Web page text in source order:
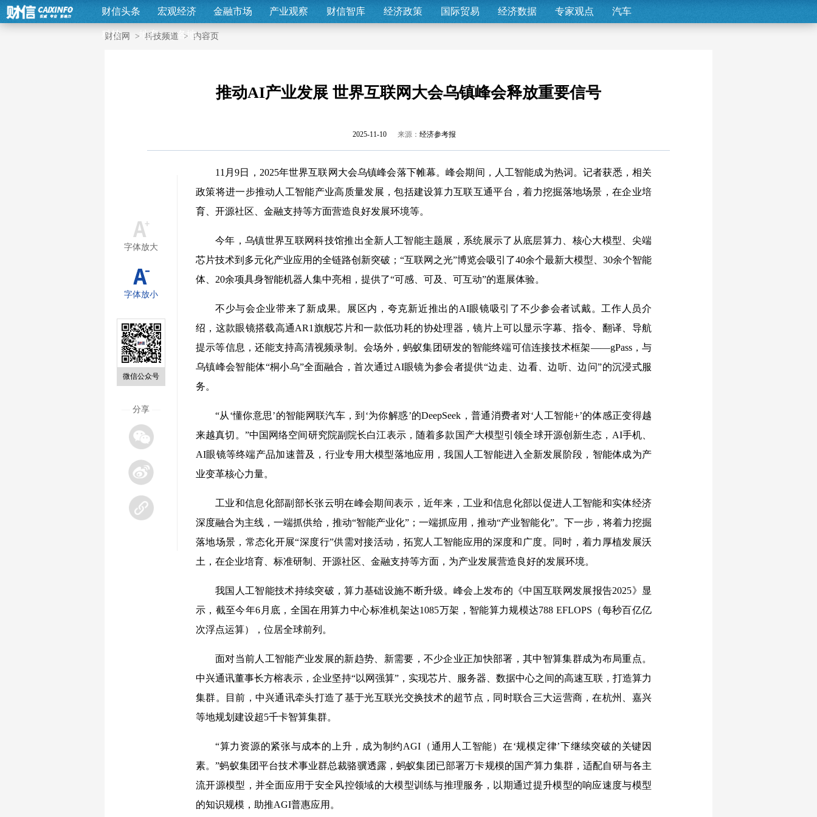
财信头条 宏观经济 金融市场 产业观察 财信智库 经济政策 国际贸易 经济数据 专家观点 汽车
科技 地产 各地
财信网 > 科技频道 > 内容页
推动AI产业发展 世界互联网大会乌镇峰会释放重要信号
2025-11-10 来源： 经济参考报
字体放大
字体放小
微信公众号
分享
11月9日，2025年世界互联网大会乌镇峰会落下帷幕。峰会期间，人工智能成为热词。记者获悉，相关
政策将进一步推动人工智能产业高质量发展，包括建设算力互联互通平台，着力挖掘落地场景，在企业培
育、开源社区、金融支持等方面营造良好发展环境等。
今年，乌镇世界互联网科技馆推出全新人工智能主题展，系统展示了从底层算力、核心大模型、尖端
芯片技术到多元化产业应用的全链路创新突破；“互联网之光”博览会吸引了40余个最新大模型、30余个智能
体、20余项具身智能机器人集中亮相，提供了“可感、可及、可互动”的逛展体验。
不少与会企业带来了新成果。展区内，夸克新近推出的AI眼镜吸引了不少参会者试戴。工作人员介
绍，这款眼镜搭载高通AR1旗舰芯片和一款低功耗的协处理器，镜片上可以显示字幕、指令、翻译、导航
提示等信息，还能支持高清视频录制。会场外，蚂蚁集团研发的智能终端可信连接技术框架——gPass，与
乌镇峰会智能体“桐小乌”全面融合，首次通过AI眼镜为参会者提供“边走、边看、边听、边问”的沉浸式服
务。
“从‘懂你意思’的智能网联汽车，到‘为你解惑’的DeepSeek，普通消费者对‘人工智能+’的体感正变得越
来越真切。”中国网络空间研究院副院长白江表示，随着多款国产大模型引领全球开源创新生态，AI手机、
AI眼镜等终端产品加速普及，行业专用大模型落地应用，我国人工智能进入全新发展阶段，智能体成为产
业变革核心力量。
工业和信息化部副部长张云明在峰会期间表示，近年来，工业和信息化部以促进人工智能和实体经济
深度融合为主线，一端抓供给，推动“智能产业化”；一端抓应用，推动“产业智能化”。下一步，将着力挖掘
落地场景，常态化开展“深度行”供需对接活动，拓宽人工智能应用的深度和广度。同时，着力厚植发展沃
土，在企业培育、标准研制、开源社区、金融支持等方面，为产业发展营造良好的发展环境。
我国人工智能技术持续突破，算力基础设施不断升级。峰会上发布的《中国互联网发展报告2025》显
示，截至今年6月底，全国在用算力中心标准机架达1085万架，智能算力规模达788 EFLOPS（每秒百亿亿
次浮点运算），位居全球前列。
面对当前人工智能产业发展的新趋势、新需要，不少企业正加快部署，其中智算集群成为布局重点。
中兴通讯董事长方榕表示，企业坚持“以网强算”，实现芯片、服务器、数据中心之间的高速互联，打造算力
集群。目前，中兴通讯牵头打造了基于光互联光交换技术的超节点，同时联合三大运营商，在杭州、嘉兴
等地规划建设超5千卡智算集群。
“算力资源的紧张与成本的上升，成为制约AGI（通用人工智能）在‘规模定律’下继续突破的关键因
素。”蚂蚁集团平台技术事业群总裁骆骥透露，蚂蚁集团已部署万卡规模的国产算力集群，适配自研与各主
流开源模型，并全面应用于安全风控领域的大模型训练与推理服务，以期通过提升模型的响应速度与模型
的知识规模，助推AGI普惠应用。